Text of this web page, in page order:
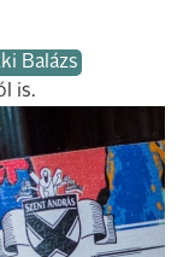
Balázs
is.